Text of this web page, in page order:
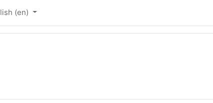
‎(en)‎